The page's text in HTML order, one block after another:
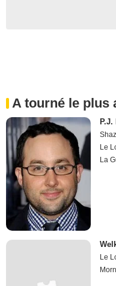
A tourné le plus
P.J.
Le
La
Le